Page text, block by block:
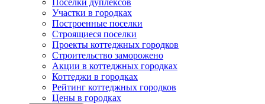
Поселки дуплексов
Участки в городках
Построенные поселки
Строящиеся поселки
Проекты коттеджных городков
Строительство заморожено
Акции в коттеджных городках
Коттеджи в городках
Рейтинг коттеджных городков
Цены в городках